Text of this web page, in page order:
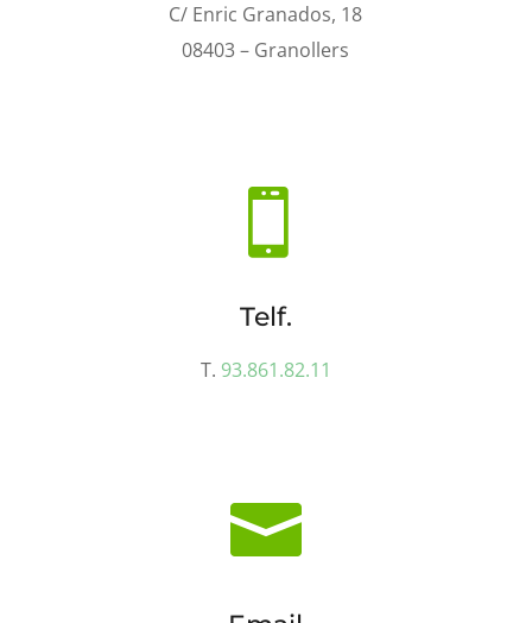
C/ Enric Granados, 18
08403 – Granollers

Telf.
T. 93.861.82.11
